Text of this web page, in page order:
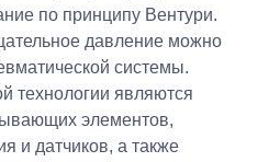
по принципу Вентури.
давление можно
системы.
технологии являются
элементов,
и датчиков, а также